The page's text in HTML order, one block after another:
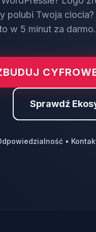
polubi Twoja
w 5 minut za darmo.
Sprawdź
•